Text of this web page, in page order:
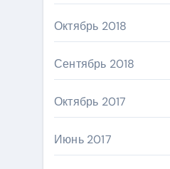
Октябрь 2018
Сентябрь 2018
Октябрь 2017
Июнь 2017